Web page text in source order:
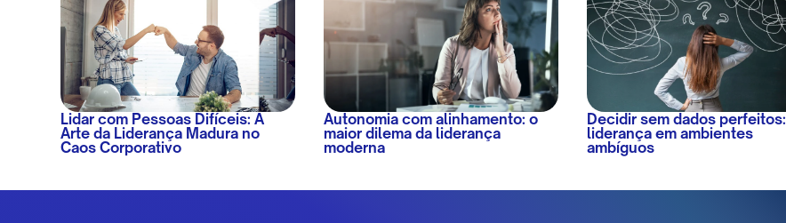
Lidar com Pessoas Difíceis: A
Arte da Liderança Madura no
Caos Corporativo
Autonomia com alinhamento: o
maior dilema da liderança
moderna
Decidir sem dados perfeitos:
liderança em ambientes
ambíguos